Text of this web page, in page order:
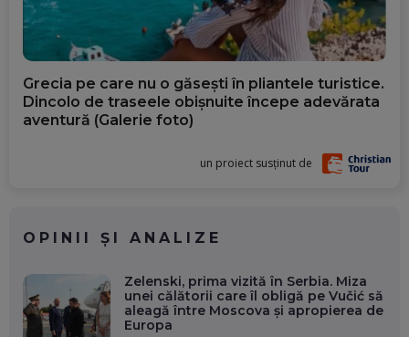
Grecia pe care nu o găsești în pliantele turistice.
Dincolo de traseele obișnuite începe adevărata
aventură (Galerie foto)
un proiect susținut de
OPINII ȘI ANALIZE
Zelenski, prima vizită în Serbia. Miza
unei călătorii care îl obligă pe Vučić să
aleagă între Moscova și apropierea de
Europa